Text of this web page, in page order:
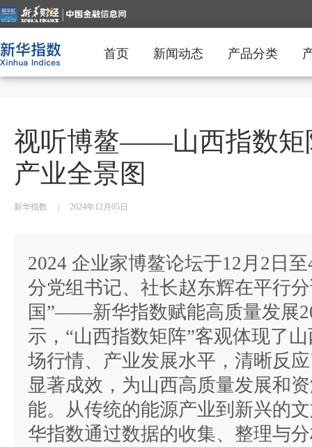
首页 新闻动态 产品分类
视听博鳌——山西指数矩
产业全景图
新华指数 2024年12月05日
2024 企业家博鳌论坛于12月2日
分党组书记、社长赵东辉在平行
国”——新华指数赋能高质量发展
示，“山西指数矩阵”客观体现了
场行情、产业发展水平，清晰反
显著成效，为山西高质量发展和
能。从传统的能源产业到新兴的
华指数通过数据的收集、整理与